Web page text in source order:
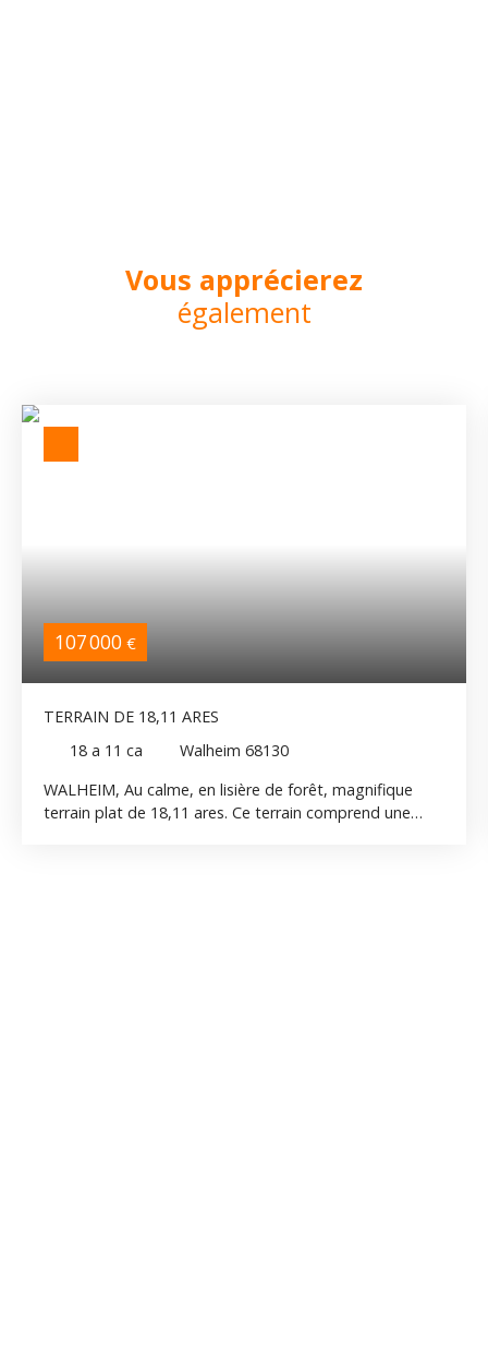
Vous apprécierez
également
107 000 €
TERRAIN DE 18,11 ARES
18 a 11 ca
Walheim 68130
WALHEIM, Au calme, en lisière de forêt, magnifique
terrain plat de 18,11 ares. Ce terrain comprend une